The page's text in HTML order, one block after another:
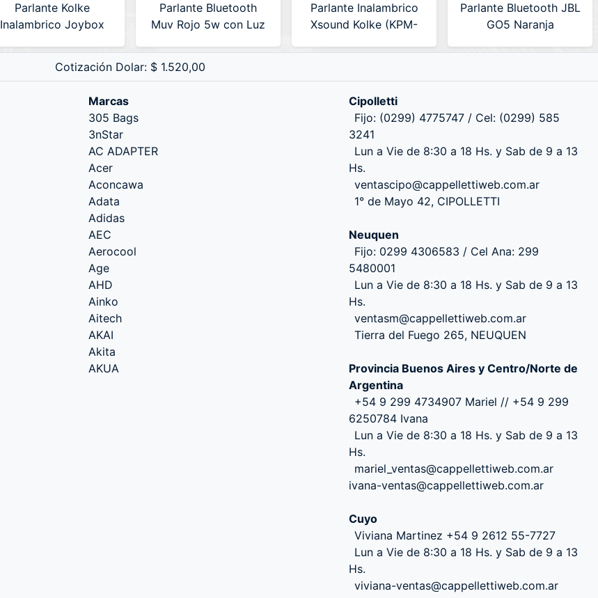
Parlante Kolke
Inalambrico Joybox
Parlante Bluetooth
Muv Rojo 5w con Luz
Parlante Inalambrico
Xsound Kolke (KPM-
Parlante Bluetooth JBL
GO5 Naranja
Cotización Dolar: $ 1.520,00
Marcas
305 Bags
3nStar
AC ADAPTER
Acer
Aconcawa
Adata
Adidas
AEC
Aerocool
Age
AHD
Ainko
Aitech
AKAI
Akita
AKUA
Cipolletti
Fijo: (0299) 4775747 / Cel: (0299) 585
3241
Lun a Vie de 8:30 a 18 Hs. y Sab de 9 a 13
Hs.
ventascipo@cappellettiweb.com.ar
1° de Mayo 42, CIPOLLETTI
Neuquen
Fijo: 0299 4306583 / Cel Ana: 299
5480001
Lun a Vie de 8:30 a 18 Hs. y Sab de 9 a 13
Hs.
ventasm@cappellettiweb.com.ar
Tierra del Fuego 265, NEUQUEN
Provincia Buenos Aires y Centro/Norte de
Argentina
+54 9 299 4734907 Mariel // +54 9 299
6250784 Ivana
Lun a Vie de 8:30 a 18 Hs. y Sab de 9 a 13
Hs.
mariel_ventas@cappellettiweb.com.ar
ivana-ventas@cappellettiweb.com.ar
Cuyo
Viviana Martinez +54 9 2612 55-7727
Lun a Vie de 8:30 a 18 Hs. y Sab de 9 a 13
Hs.
viviana-ventas@cappellettiweb.com.ar